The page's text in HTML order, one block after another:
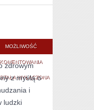
MOŻLIWOŚĆ
KOMENTOWANIAMETODY
ALTERNATYWNE
WYŁĄCZONA
zdrowym
z myślą o
i
ludzki